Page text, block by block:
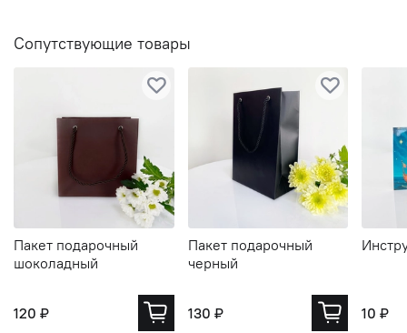
Сопутствующие товары
Пакет подарочный
шоколадный
120 ₽
Пакет подарочный
черный
130 ₽ 10 ₽